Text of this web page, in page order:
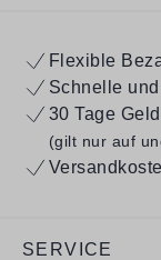
Flexible
Schnelle
30 Tage
(gilt nur auf
SERVICE